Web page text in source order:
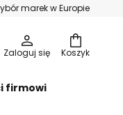
marek w Europie
Koszyk
Zaloguj się
firmowi